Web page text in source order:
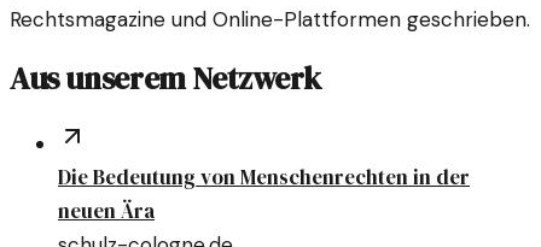
Rechtsmagazine und Online-Plattformen geschrieben.
Aus unserem Netzwerk
Die Bedeutung von Menschenrechten in der
neuen Ära